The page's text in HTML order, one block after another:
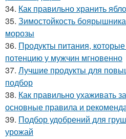
34. Как правильно хранить
35. Зимостойкость
морозы
36. Продукты питания,
потенцию у мужчин мгновенно
37. Лучшие продукты для
подбор
38. Как правильно ухаживать
основные правила и
39. Подбор удобрений для
урожай